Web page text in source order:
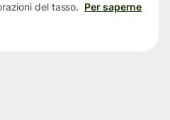
del tasso. Per saperne